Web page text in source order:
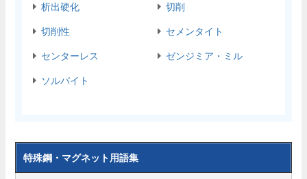
析出硬化 切削
切削性 セメンタイト
センターレス ゼンジミア・ミル
ソルバイト
特殊鋼・マグネット用語集